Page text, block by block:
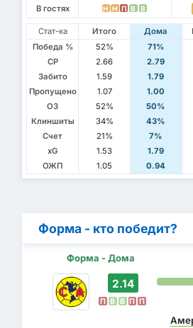
В гостях
Н Н П В В
Стат-ка Итого Дома
Победа %
52% 71%
СР
2.66 2.79
Забито
1.59 1.79
Пропущено
1.07 1.00
ОЗ
52% 50%
Клиншиты
34% 43%
Счет
21% 7%
xG
1.53 1.79
ОЖП
1.05 0.94
Форма - кто победит?
Форма - Дома
2.14
П В В П П